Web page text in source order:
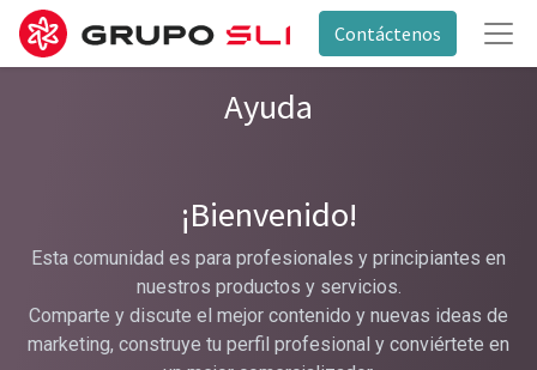
Contáctenos
Ayuda
¡Bienvenido!
Esta comunidad es para profesionales y principiantes en
nuestros productos y servicios.
Comparte y discute el mejor contenido y nuevas ideas de
marketing, construye tu perfil profesional y conviértete en